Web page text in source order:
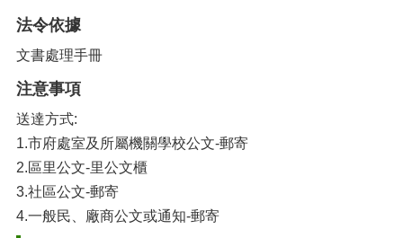
法令依據
文書處理手冊
注意事項
送達方式:
1.市府處室及所屬機關學校公文-郵寄
2.區里公文-里公文櫃
3.社區公文-郵寄
4.一般民、廠商公文或通知-郵寄